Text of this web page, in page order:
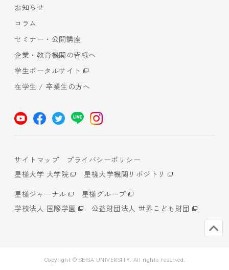
お知らせ
コラム
セミナー・公開講座
企業・教育機関の皆様へ
学生ポータルサイト
在学生 / 卒業生の方へ
サイトマップ
プライバシーポリシー
星槎大学 大学院
星槎大学機関リポジトリ
星槎ジャーナル
星槎グループ
学校法人 国際学園
公益財団法人 世界こども財団
Copyright © SEISA UNIVERSITY. All rights reserved.